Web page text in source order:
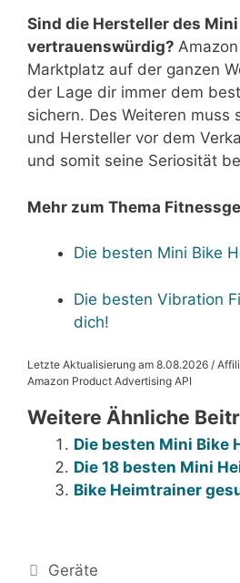
Sind die Hersteller des Mini
vertrauenswürdig?
Marktplatz auf der ganzen
der Lage dir immer dem
sichern. Des Weiteren muss
und Hersteller vor dem
und somit seine Seriosität
Mehr zum Thema
Die besten Mini Bike
Die besten Vibration
dich!
Letzte Aktualisierung am 8.08.2026 /
Amazon Product Advertising API
Weitere Ähnliche
Die besten Mini Bike
Die 18 besten Mini
Bike Heimtrainer
Kategorien
Geräte